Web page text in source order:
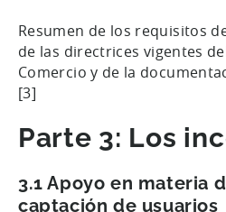
Resumen de los requisitos
de las directrices vigentes
Comercio y de la
[3]
Parte 3: Los
3.1 Apoyo en materia
captación de usuarios